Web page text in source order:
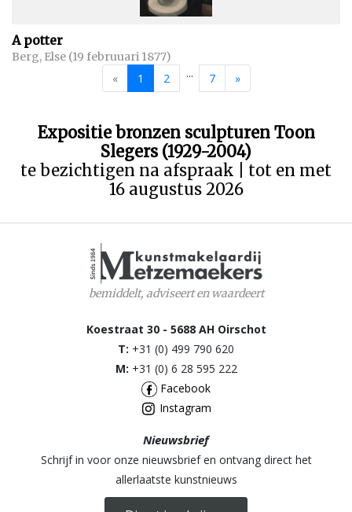
A potter
Berg, Else (19 februuari 1877)
« 1 2 ... 7 »
Expositie bronzen sculpturen Toon
Slegers (1929-2004)
te bezichtigen na afspraak | tot en met
16 augustus 2026
bemiddelt, adviseert en waardeert
Koestraat 30 - 5688 AH Oirschot
T: +31 (0) 499 790 620
M: +31 (0) 6 28 595 222
Facebook
Instagram
Nieuwsbrief
Schrijf in voor onze nieuwsbrief en ontvang direct het
allerlaatste kunstnieuws